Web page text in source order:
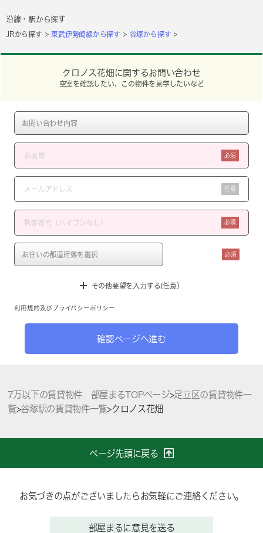
沿線・駅から探す
JRから探す 東武伊勢崎線から探す 谷塚から探す
クロノス花畑に関するお問い合わせ
空室を確認したい、この物件を見学したいなど
必須
任意
必須
必須
その他要望を入力する(任意）
利用規約 及び プライバシーポリシー
確認ページへ進む
7万以下の賃貸物件 部屋まるTOPページ>足立区の賃貸物件一
覧>谷塚駅の賃貸物件一覧>クロノス花畑
ページ先頭に戻る
お気づきの点がございましたらお気軽にご連絡ください。
部屋まるに意見を送る